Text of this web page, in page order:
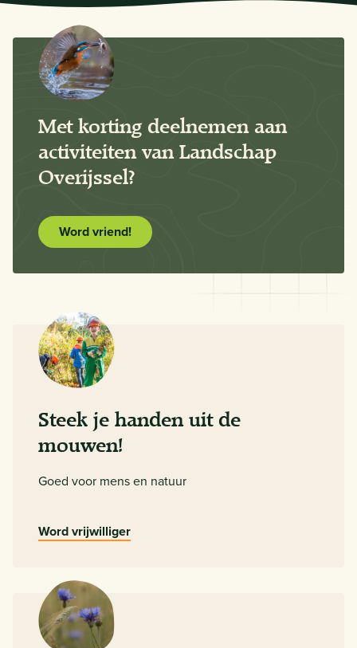
Met korting deelnemen aan
activiteiten van Landschap
Overijssel?
Word vriend!
Steek je handen uit de
mouwen!
Goed voor mens en natuur
Word vrijwilliger